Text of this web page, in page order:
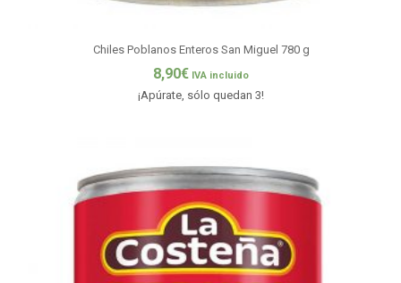
Chiles Poblanos Enteros San Miguel 780 g
8,90€ IVA incluido
¡Apúrate, sólo quedan 3!